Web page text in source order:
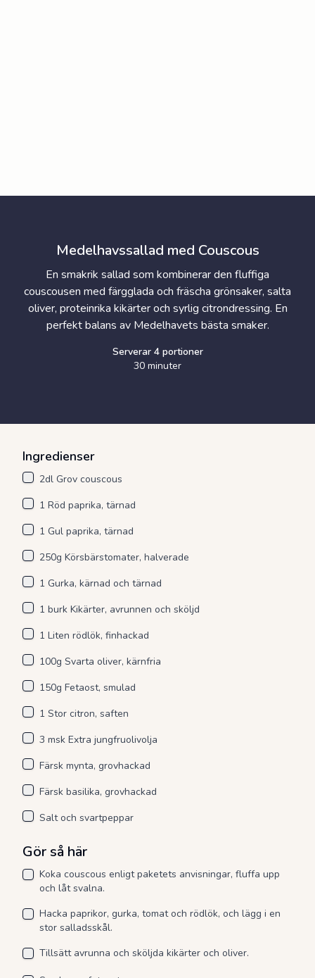
Medelhavssallad med Couscous
En smakrik sallad som kombinerar den fluffiga
couscousen med färgglada och fräscha grönsaker, salta
oliver, proteinrika kikärter och syrlig citrondressing. En
perfekt balans av Medelhavets bästa smaker.
Serverar 4portioner
30 minuter
Ingredienser
2dl Grov couscous
1 Röd paprika, tärnad
1 Gul paprika, tärnad
250g Körsbärstomater, halverade
1 Gurka, kärnad och tärnad
1 burk Kikärter, avrunnen och sköljd
1 Liten rödlök, finhackad
100g Svarta oliver, kärnfria
150g Fetaost, smulad
1 Stor citron, saften
3 msk Extra jungfruolivolja
Färsk mynta, grovhackad
Färsk basilika, grovhackad
Salt och svartpeppar
Gör så här
Koka couscous enligt paketets anvisningar, fluffa upp
och låt svalna.
Hacka paprikor, gurka, tomat och rödlök, och lägg i en
stor salladsskål.
Tillsätt avrunna och sköljda kikärter och oliver.